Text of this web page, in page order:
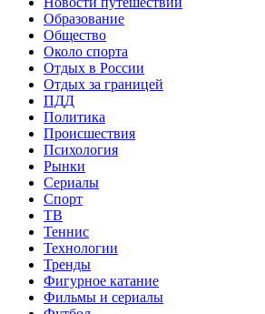
Образование
Общество
Около спорта
Отдых в России
Отдых за границей
ПДД
Политика
Происшествия
Психология
Рынки
Сериалы
Спорт
ТВ
Теннис
Технологии
Тренды
Фигурное катание
Фильмы и сериалы